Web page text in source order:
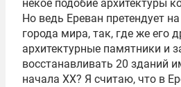
некое подобие архитектуры
Но ведь Ереван претендует
города мира, так, где же его
архитектурные памятники и
восстанавливать 20 зданий
начала XX? Я считаю, что в